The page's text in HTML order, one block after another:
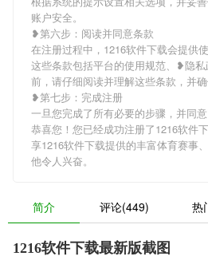
账户安全。
❥第六步：阅读并同意条款
在注册过程中，1216软件下载会提供
这些条款包括平台的使用规范、❥隐
前，请仔细阅读并理解这些条款，并确
❥第七步：完成注册
一旦您完成了所有必要的步骤，并同
恭喜您！您已经成功注册了1216软件
享1216软件下载提供的丰富体育赛事
他令人兴奋。
简介 评论(449) 热
1216软件下载最新版截图